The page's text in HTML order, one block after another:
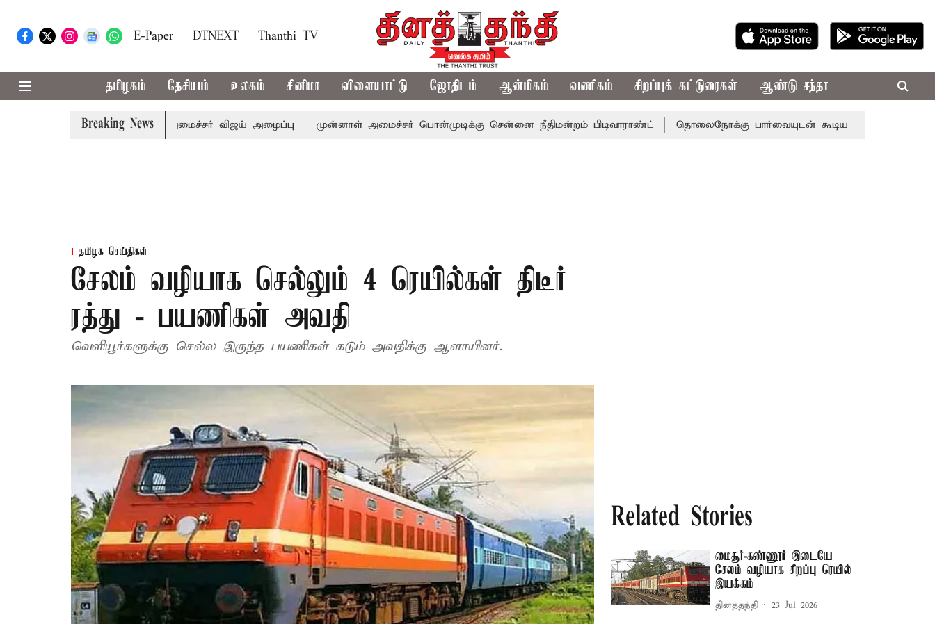
E-Paper DTNEXT Thanthi TV
தமிழகம் தேசியம் உலகம் சினிமா விளையாட்டு ஜோதிடம் ஆன்மிகம் வணிகம் சிறப்புக் கட்டுரைகள் ஆண்டு சந்தா
Breaking News
கூட்டத்துக்கு முதல்-அமைச்சர் விஜய் அழைப்பு முன்னாள் அமைச்சர் பொன்முடிக்கு சென்னை நீதிமன்றம் பிடிவாராண்ட் தொலைநோக்கு பார்வையுடன் கூடிய வேளாண் பட்ஜெட்:
தமிழக செய்திகள்
சேலம் வழியாக செல்லும் 4 ரெயில்கள் திடீர்
ரத்து - பயணிகள் அவதி
வெளியூர்களுக்கு செல்ல இருந்த பயணிகள் கடும் அவதிக்கு ஆளாயினர்.
Related Stories
மைசூர்-கண்ணூர் இடையே
சேலம் வழியாக சிறப்பு ரெயில்
இயக்கம்
தினத்தந்தி 23 Jul 2026